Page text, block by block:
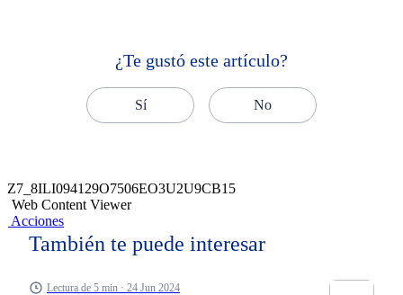
¿Te gustó este artículo?
Sí No
Z7_8ILI094129O7506EO3U2U9CB15
Web Content Viewer
Acciones
También te puede interesar
Lectura de 5 min · 24 Jun 2024